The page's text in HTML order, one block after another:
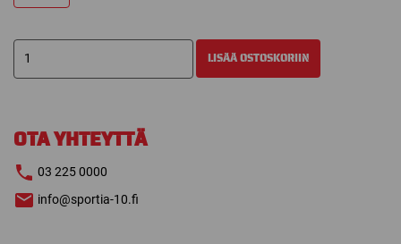
CCM
REPPU
määrä
LISÄÄ OSTOSKORIIN
OTA YHTEYTTÄ
03 225 0000
info@sportia-10.fi